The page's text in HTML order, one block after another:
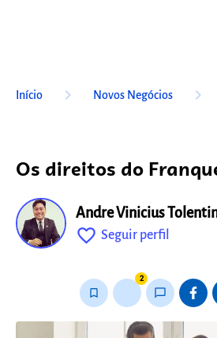
Início keyboard_arrow_right Novos Negócios keyboard_arrow_right
Os direitos do
Andre Vinicius
favorite_outline Seguir perfil
bookmark_border
2
chat_bubble_outline